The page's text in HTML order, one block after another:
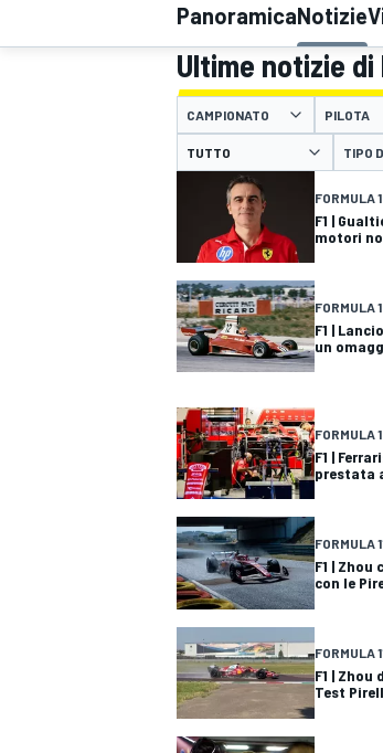
MOTOGP
WRC
PanoramicaNotizie
Ultime notizie di
CAMPIONATO PILOTA
TIPO
FORMULA 1
F1 |
motori
FORMULA 1
F1 |
un
FORMULA 1
F1 |
prestata
FORMULA 1
F1 | Zhou
con le
FORMULA 1
F1 |
Test